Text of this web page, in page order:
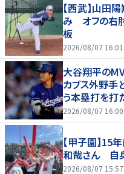
【西武】山田
み オフの右
板
2026/08/07 16:01
大谷翔平の
カブス外野手
う本塁打を打
2026/08/07 16:00
【甲子園】15
和哉さん 自
2026/08/07 15:57